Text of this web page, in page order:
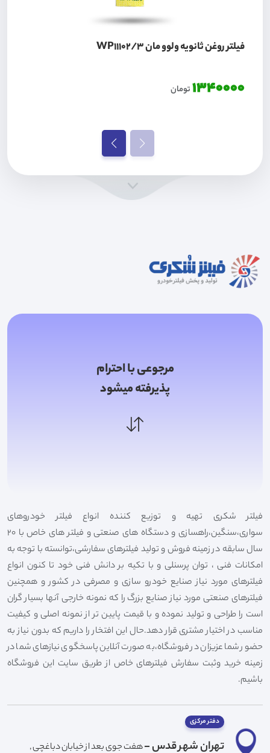
فیلتر روغن ثانویه ولوو مان WP11102/3
1340000تومان
مرجوعی با احترام
پذیرفته میشود
فیلتر شکری تهیه و توزیع کننده انواع فیلتر خودروهای
سواری،سنگین،راهسازی و دستگاه های صنعتی و فیلتر های خاص با 20
سال سابقه در زمینه فروش و تولید فیلترهای سفارشی،توانسته با توجه به
امکانات فنی ، توان پرسنلی و با تکیه بر دانش فنی خود تا کنون انواع
فیلترهای مورد نیاز صنایع خودرو سازی و مصرفی در کشور و همچنین
فیلترهای صنعتی مورد نیاز صنایع بزرگ را که نمونه خارجی آنها بسیار گران
است را طراحی و تولید نموده و با قیمت پایین تر از نمونه اصلی و کیفیت
مناسب در اختیار مشتری قرار دهد.حال این افتخار را داریم که بدون نیاز به
حضور شما عزیزان در فروشگاه،به صورت آنلاین پاسخگوی نیازهای شما در
زمینه خرید وثبت سفارش فیلترهای خاص از طریق سایت این فروشگاه
باشیم.
دفتر مرکزی
تهران شهر قدس -هفت جوی بعد از خیابان دباغچی ,